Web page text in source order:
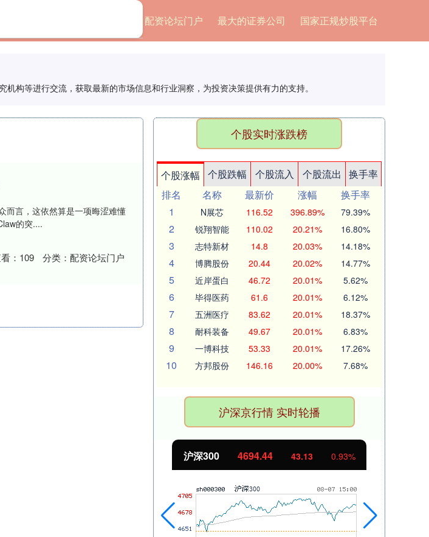
配资论坛门户 最大的证券公司 国家正规炒股平台
构等进行交流，获取最新的市场信息和行业洞察，为投资决策提供有力的支持。
而言，这依然算是一项晦涩难懂
的突....
： 109 分类： 配资论坛门户
个股实时涨跌榜
个股涨幅 个股跌幅 个股流入 个股流出
换手率
排名
名称 最新价 涨幅
换手率
1
N展芯 116.52 396.89% 79.39%
2 锐翔智能 110.02 20.21% 16.80%
3 志特新材 14.8 20.03% 14.18%
4 博腾股份 20.44 20.02% 14.77%
5 近岸蛋白 46.72 20.01% 5.62%
6 毕得医药 61.6 20.01% 6.12%
7 五洲医疗 83.62 20.01% 18.37%
8 耐科装备 49.67 20.01% 6.83%
9 一博科技 53.33 20.01% 17.26%
10 方邦股份 146.16 20.00% 7.68%
沪深京行情 实时轮播
沪深300 4694.44 43.13 0.93%